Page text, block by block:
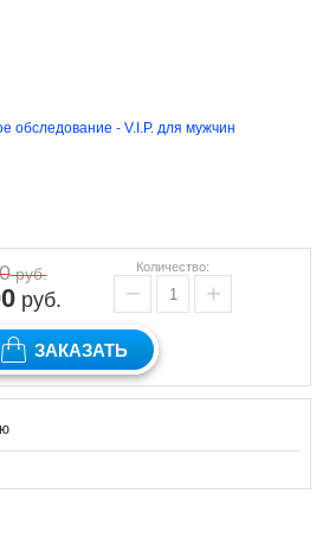
руб.
руб.
Количество:
− +
ЗАКАЗАТЬ